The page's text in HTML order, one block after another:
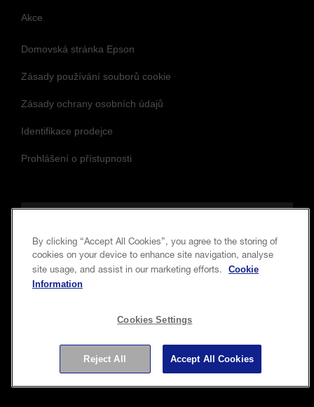
Akce
Domovská stránka Epson
Zásady používání souborů cookie
Zásady ochrany osobních údajů
Identifikace prodejce
Prohlášení o přístupnosti
Copyright © 2026 Seiko Epson Corporation. Všechna práva
By clicking “Accept All Cookies”, you agree to the storing of
cookies on your device to enhance site navigation, analyse
site usage, and assist in our marketing efforts.
Cookie
Information
Cookies Settings
Reject All Accept All Cookies